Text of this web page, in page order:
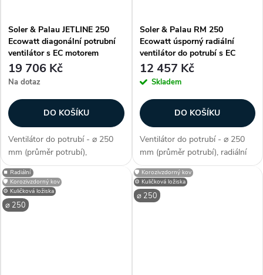
Soler & Palau JETLINE 250
Ecowatt diagonální potrubní
ventilátor s EC motorem
19 706 Kč
Na dotaz
DO KOŠÍKU
Ventilátor do potrubí - ⌀ 250
mm (průměr potrubí),
diagonální konstrukce,
kuličková ložiska, EC motor,
průtok vzduchu 1270 m3/h,
příkon 135 W, špičková kvalita,
Soler & Palau RM 250
Ecowatt úsporný radiální
ventilátor do potrubí s EC
motorem
12 457 Kč
Skladem
DO KOŠÍKU
Ventilátor do potrubí - ⌀ 250
mm (průměr potrubí), radiální
konstrukce, úsporný EC motor,
kuličková ložiska, průtok
vzduchu 1030 m3/h, příkon
137 W, krytí IP 44, materiál...
⚙️ Kuličková ložiska
⌀ 250
⏹️ Radiální
🛡️ Korozivzdorný kov
⚙️ Kuličková ložiska
⌀ 250
🛡️ Korozivzdorný kov